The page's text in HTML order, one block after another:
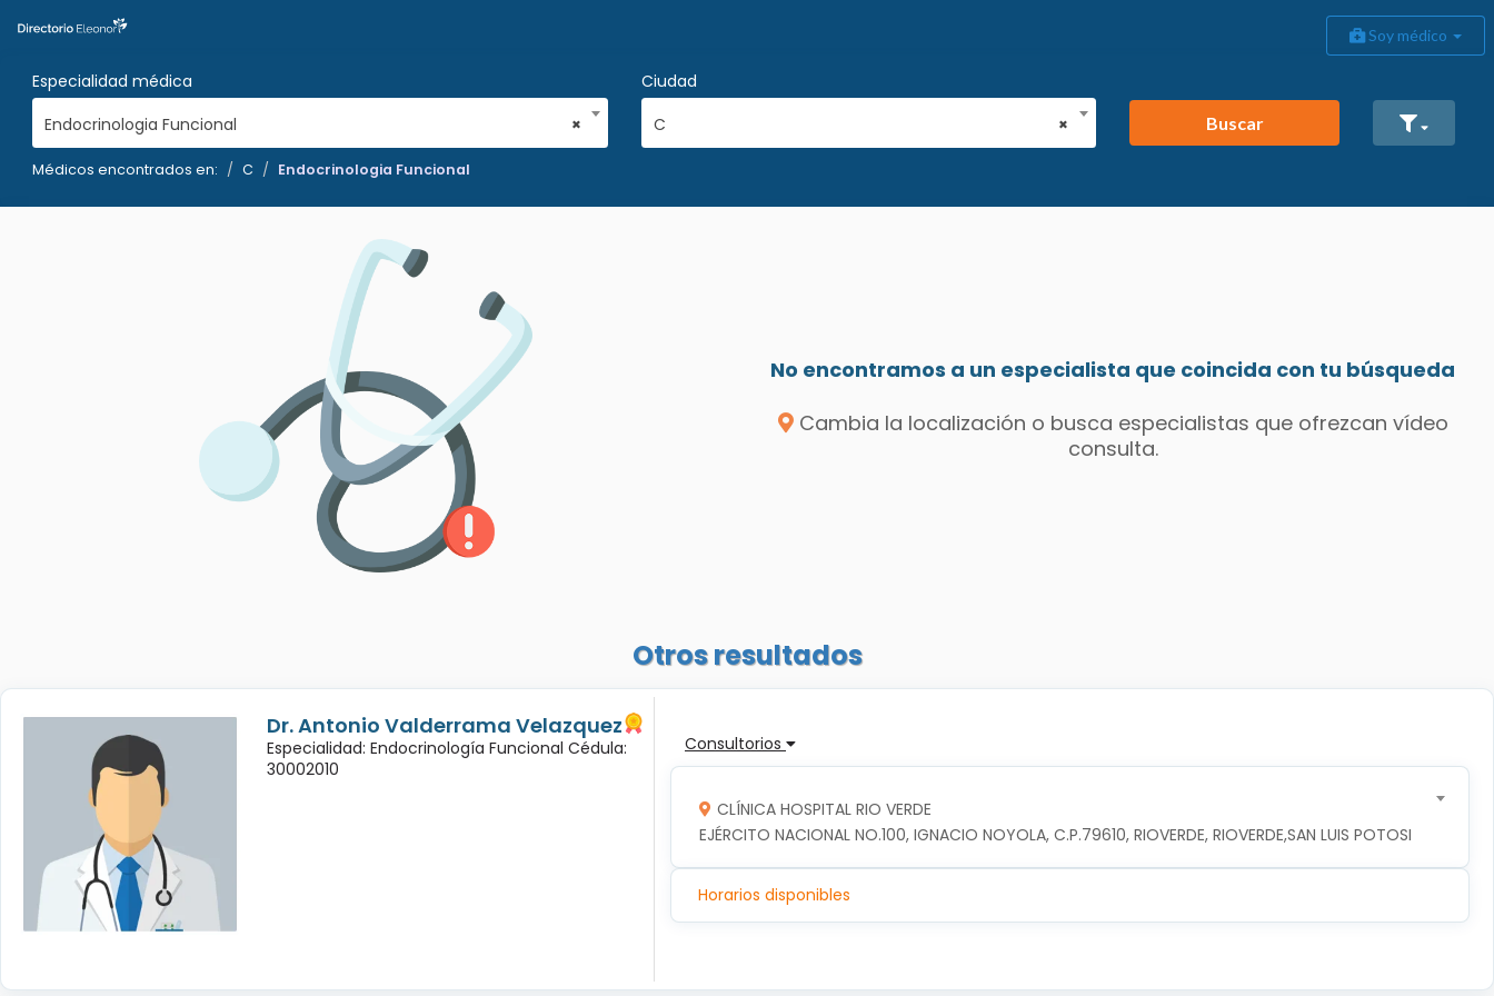
Soy médico
Especialidad médica
×
Endocrinologia Funcional
Ciudad
×
C Buscar
Médicos encontrados en: C Endocrinologia Funcional
No encontramos a un especialista que coincida con tu búsqueda
Cambia la localización o busca especialistas que ofrezcan vídeo
consulta.
Otros resultados
Dr. Antonio Valderrama Velazquez
Especialidad: Endocrinología Funcional Cédula:
30002010
Consultorios
CLÍNICA HOSPITAL RIO VERDE
EJÉRCITO NACIONAL NO.100, IGNACIO NOYOLA, C.P.79610, RIOVERDE, RIOVERDE,SAN LUIS POTOSI
Horarios disponibles